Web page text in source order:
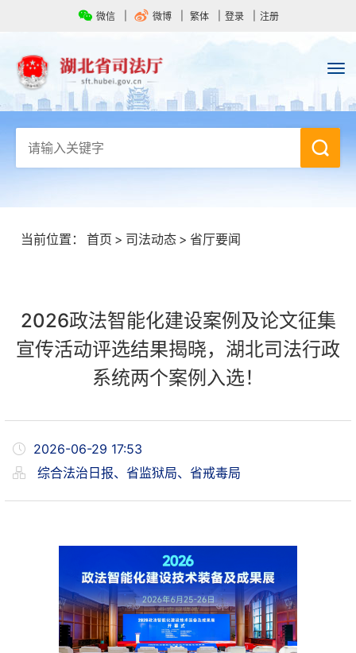
微信 微博 繁体 登录 注册
当前位置： 首页 > 司法动态 > 省厅要闻
2026政法智能化建设案例及论文征集
宣传活动评选结果揭晓，湖北司法行政
系统两个案例入选！
2026-06-29 17:53
综合法治日报、省监狱局、省戒毒局